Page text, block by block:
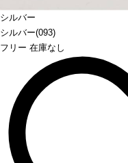
シルバー
シルバー(093)
フリー 在庫なし